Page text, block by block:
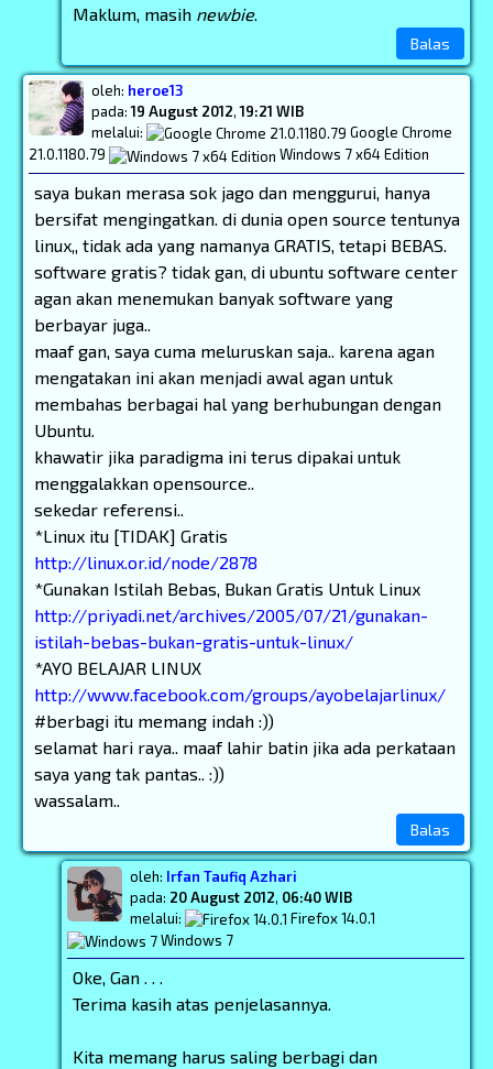
Maklum, masih newbie.
Balas
oleh: heroe13
pada:19 August 2012,19:21 WIB
melalui:
Google Chrome
21.0.1180.79
Windows 7 x64 Edition
saya bukan merasa sok jago dan menggurui, hanya
bersifat mengingatkan. di dunia open source tentunya
linux,, tidak ada yang namanya GRATIS, tetapi BEBAS.
software gratis? tidak gan, di ubuntu software center
agan akan menemukan banyak software yang
berbayar juga..
maaf gan, saya cuma meluruskan saja.. karena agan
mengatakan ini akan menjadi awal agan untuk
membahas berbagai hal yang berhubungan dengan
Ubuntu.
khawatir jika paradigma ini terus dipakai untuk
menggalakkan opensource..
sekedar referensi..
*Linux itu [TIDAK] Gratis
http://linux.or.id/node/2878
*Gunakan Istilah Bebas, Bukan Gratis Untuk Linux
http://priyadi.net/archives/2005/07/21/gunakan-
istilah-bebas-bukan-gratis-untuk-linux/
*AYO BELAJAR LINUX
http://www.facebook.com/groups/ayobelajarlinux/
#berbagi itu memang indah :))
selamat hari raya.. maaf lahir batin jika ada perkataan
saya yang tak pantas.. :))
wassalam..
Balas
oleh: Irfan Taufiq Azhari
pada: 20 August 2012, 06:40 WIB
melalui:
Firefox 14.0.1
Windows 7
Oke, Gan . . .
Terima kasih atas penjelasannya.
Kita memang harus saling berbagi dan